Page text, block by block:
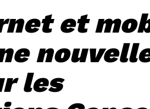
et
les